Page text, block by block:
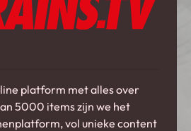
platform met alles over
5000 items zijn we het
vol unieke content